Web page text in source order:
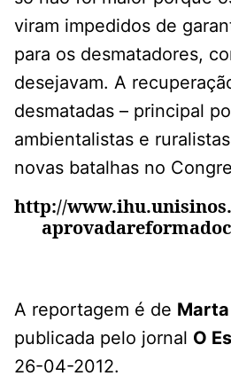
viram impedidos de
para os desmatadores,
desejavam. A
desmatadas – principal
ambientalistas e
novas batalhas no
http://
A reportagem é de
publicada pelo jornal O
26-04-2012.